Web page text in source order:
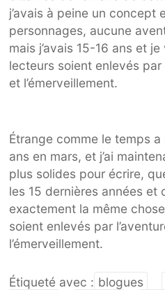
j’avais à peine un concept
personnages, aucune
mais j’avais 15-16 ans et
lecteurs soient enlevés par
et l’émerveillement.
Étrange comme le temps
ans en mars, et j’ai
plus solides pour écrire,
les 15 dernières années et
exactement la même
soient enlevés par
l’émerveillement.
Étiqueté avec : blogues